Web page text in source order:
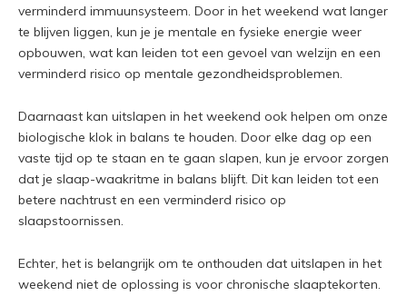
verminderd immuunsysteem. Door in het weekend wat langer
te blijven liggen, kun je je mentale en fysieke energie weer
opbouwen, wat kan leiden tot een gevoel van welzijn en een
verminderd risico op mentale gezondheidsproblemen.
Daarnaast kan uitslapen in het weekend ook helpen om onze
biologische klok in balans te houden. Door elke dag op een
vaste tijd op te staan en te gaan slapen, kun je ervoor zorgen
dat je slaap-waakritme in balans blijft. Dit kan leiden tot een
betere nachtrust en een verminderd risico op
slaapstoornissen.
Echter, het is belangrijk om te onthouden dat uitslapen in het
weekend niet de oplossing is voor chronische slaaptekorten.